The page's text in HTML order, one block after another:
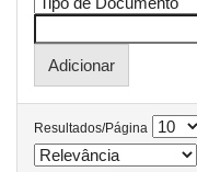
Resultados/Página